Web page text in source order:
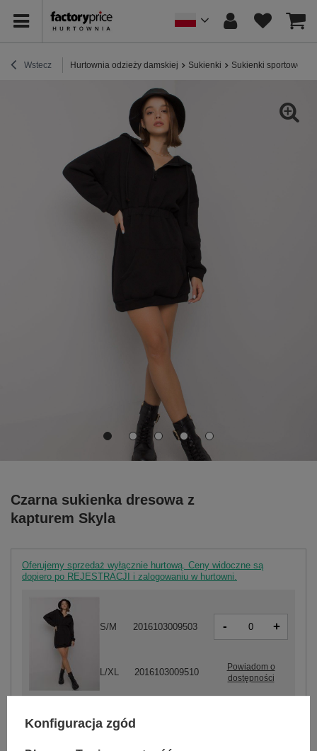
Wstecz Hurtownia odzieży damskiej Sukienki Sukienki sportowe /
Czarna sukienka dresowa z
kapturem Skyla
Oferujemy sprzedaż wyłącznie hurtową. Ceny widoczne są
dopiero po REJESTRACJI i zalogowaniu w hurtowni.
S/M 2016103009503 - +
L/XL 2016103009510
Powiadom o
dostępności
Konfiguracja zgód